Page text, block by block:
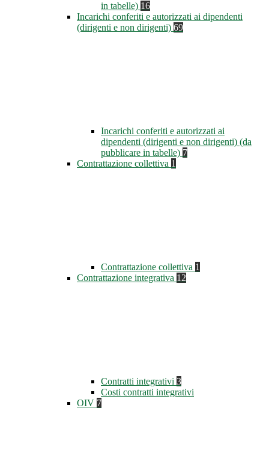
in tabelle) 16
Incarichi conferiti e autorizzati ai dipendenti
(dirigenti e non dirigenti) 69
Incarichi conferiti e autorizzati ai
dipendenti (dirigenti e non dirigenti) (da
pubblicare in tabelle) 7
Contrattazione collettiva 1
Contrattazione collettiva 1
Contrattazione integrativa 12
Contratti integrativi 3
Costi contratti integrativi
OIV 7